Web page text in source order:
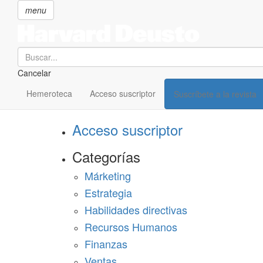
menu
Search
Cancelar
Hemeroteca Acceso suscriptor Suscríbete a la revista
SECCIONES
Suscríbete a Harvard Deusto
Acceso suscriptor
Categorías
Márketing
Estrategia
Habilidades directivas
Recursos Humanos
Finanzas